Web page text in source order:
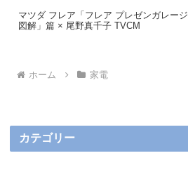
マツダ フレア「フレア プレゼンガレージ
図解」篇 × 尾野真千子 TVCM
ホーム 家電
カテゴリー